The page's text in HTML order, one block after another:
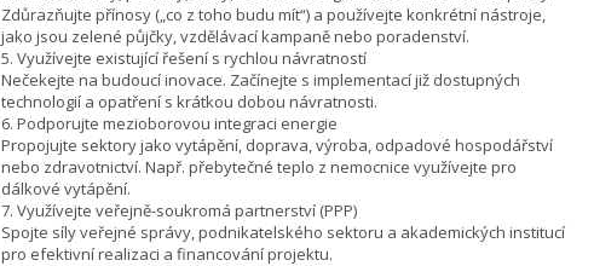
Zdůrazňujte přínosy („co z toho budu mít“) a používejte konkrétní nástroje,
jako jsou zelené půjčky, vzdělávací kampaně nebo poradenství.
5. Využívejte existující řešení s rychlou návratností
Nečekejte na budoucí inovace. Začínejte s implementací již dostupných
technologií a opatření s krátkou dobou návratnosti.
6. Podporujte mezioborovou integraci energie
Propojujte sektory jako vytápění, doprava, výroba, odpadové hospodářství
nebo zdravotnictví. Např. přebytečné teplo z nemocnice využívejte pro
dálkové vytápění.
7. Využívejte veřejně-soukromá partnerství (PPP)
Spojte síly veřejné správy, podnikatelského sektoru a akademických institucí
pro efektivní realizaci a financování projektu.